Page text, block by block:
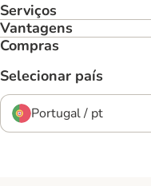
Serviços
Vantagens
Compras
Selecionar país
Portugal / pt